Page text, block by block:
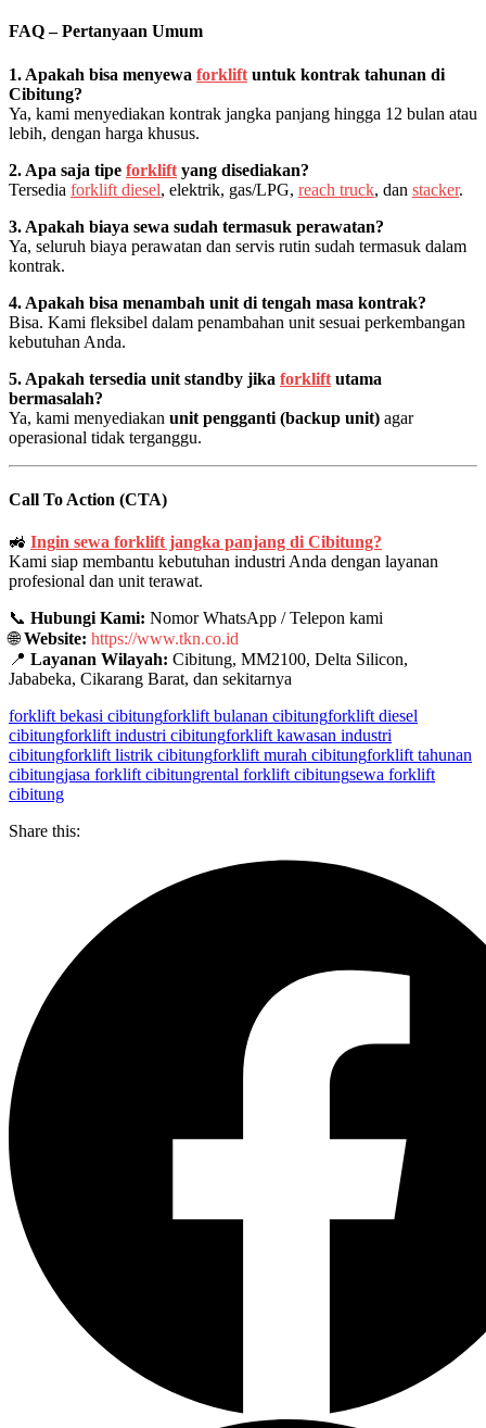
FAQ – Pertanyaan Umum
1. Apakah bisa menyewa forklift untuk kontrak tahunan di
Cibitung?
Ya, kami menyediakan kontrak jangka panjang hingga 12 bulan atau
lebih, dengan harga khusus.
2. Apa saja tipe forklift yang disediakan?
Tersedia forklift diesel, elektrik, gas/LPG, reach truck, dan stacker.
3. Apakah biaya sewa sudah termasuk perawatan?
Ya, seluruh biaya perawatan dan servis rutin sudah termasuk dalam
kontrak.
4. Apakah bisa menambah unit di tengah masa kontrak?
Bisa. Kami fleksibel dalam penambahan unit sesuai perkembangan
kebutuhan Anda.
5. Apakah tersedia unit standby jika forklift utama
bermasalah?
Ya, kami menyediakan unit pengganti (backup unit) agar
operasional tidak terganggu.
Call To Action (CTA)
🚜 Ingin sewa forklift jangka panjang di Cibitung?
Kami siap membantu kebutuhan industri Anda dengan layanan
profesional dan unit terawat.
📞 Hubungi Kami: Nomor WhatsApp / Telepon kami
🌐Website: https://www.tkn.co.id
📍 Layanan Wilayah: Cibitung, MM2100, Delta Silicon,
Jababeka, Cikarang Barat, dan sekitarnya
forklift bekasi cibitungforklift bulanan cibitungforklift diesel
cibitungforklift industri cibitungforklift kawasan industri
cibitungforklift listrik cibitungforklift murah cibitungforklift tahunan
cibitungjasa forklift cibitungrental forklift cibitungsewa forklift
cibitung
Share this: